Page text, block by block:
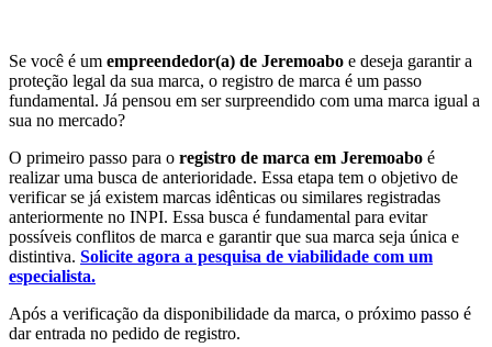
Se você é um empreendedor(a) de Jeremoabo e deseja garantir a
proteção legal da sua marca, o registro de marca é um passo
fundamental. Já pensou em ser surpreendido com uma marca igual a
sua no mercado?
O primeiro passo para o registro de marca em Jeremoabo é
realizar uma busca de anterioridade. Essa etapa tem o objetivo de
verificar se já existem marcas idênticas ou similares registradas
anteriormente no INPI. Essa busca é fundamental para evitar
possíveis conflitos de marca e garantir que sua marca seja única e
distintiva. Solicite agora a pesquisa de viabilidade com um
especialista.
Após a verificação da disponibilidade da marca, o próximo passo é
dar entrada no pedido de registro.